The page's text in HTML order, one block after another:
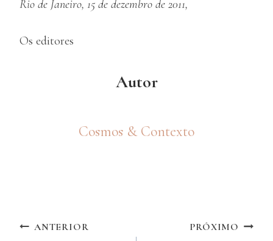
Rio de Janeiro, 15 de dezembro de 2011,
Os editores
Autor
Cosmos & Contexto
Navegação
ANTERIOR PRÓXIMO